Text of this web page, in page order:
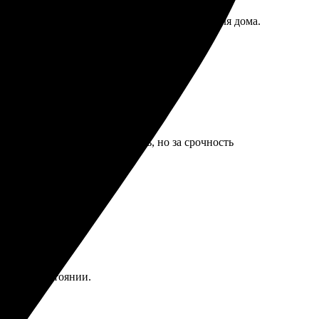
теперь думаю еще один заказать, для дома.
кусалась за простую печать, но за срочность
состоянии.